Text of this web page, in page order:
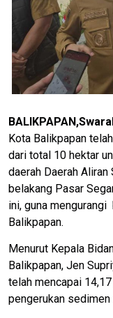
Kota Balikpapan
dari total 10 hektar
daerah Daerah
belakang Pasar
ini, guna
Balikpapan.
Menurut Kepala
Balikpapan, Jen
telah mencapai
pengerukan sedimen